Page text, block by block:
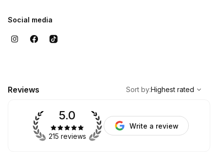
Social media
Reviews
Highest rated
Sort by:Highest rated
5.0
215 reviews
Write a review